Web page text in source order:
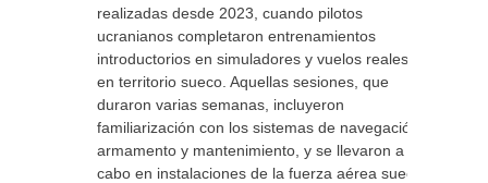
realizadas desde 2023, cuando pilotos
ucranianos completaron entrenamientos
introductorios en simuladores y vuelos reales
en territorio sueco. Aquellas sesiones, que
duraron varias semanas, incluyeron
familiarización con los sistemas de navegación,
armamento y mantenimiento, y se llevaron a
cabo en instalaciones de la fuerza aérea sueca